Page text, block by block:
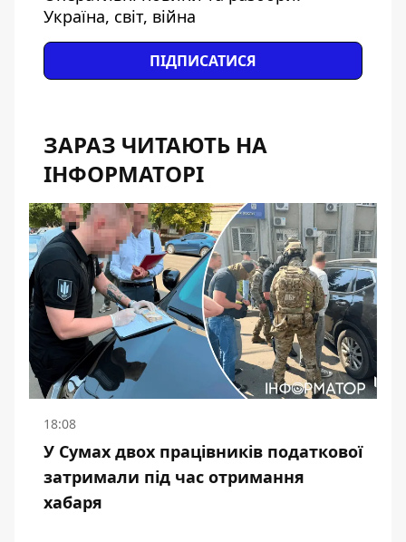
Україна, світ, війна
ПІДПИСАТИСЯ
ЗАРАЗ ЧИТАЮТЬ НА
ІНФОРМАТОРІ
18:08
У Сумах двох працівників податкової
затримали під час отримання
хабаря